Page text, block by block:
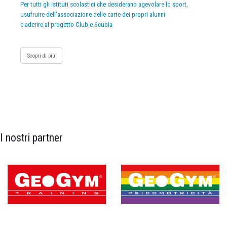
Per tutti gli istituti scolastici che desiderano agevolare lo sport,
usufruire dell’associazione delle carte dei propri alunni
e aderire al progetto Club e Scuola
Scopri di più
I nostri partner